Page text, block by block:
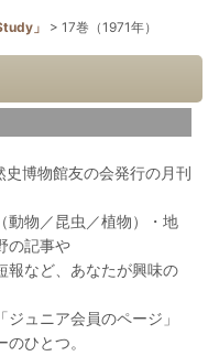
」 > 17巻（1971年）
博物館友の会発行の月刊
動物／昆虫／植物）・地
の記事や
報など、あなたが興味の
ュニア会員のページ」
ひとつ。